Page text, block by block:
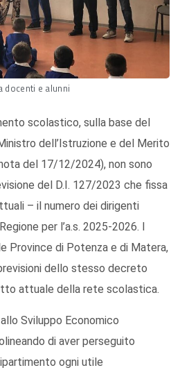
docenti e alunni
scolastico, sulla base del
dell’Istruzione e del Merito
del 17/12/2024), non sono
del D.I. 127/2023 che fissa
– il numero dei dirigenti
per l’a.s. 2025-2026. I
Province di Potenza e di Matera,
dello stesso decreto
attuale della rete scolastica.
Sviluppo Economico
di aver perseguito
ogni utile